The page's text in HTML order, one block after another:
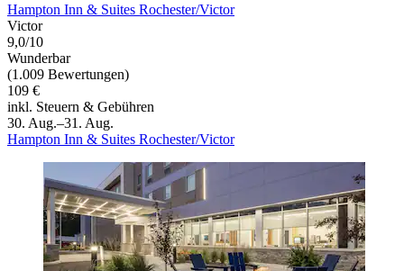
Hampton Inn & Suites Rochester/Victor
Victor
9,0/10
Wunderbar
(1.009 Bewertungen)
109 €
inkl. Steuern & Gebühren
30. Aug.–31. Aug.
Hampton Inn & Suites Rochester/Victor